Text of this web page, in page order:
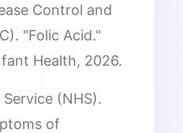
Control and
"Folic Acid."
Health, 2026.
(NHS).
of